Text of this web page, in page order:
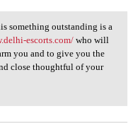
this
something outstanding is a
escorts.com/who will
you and to give you the
close thoughtful of your